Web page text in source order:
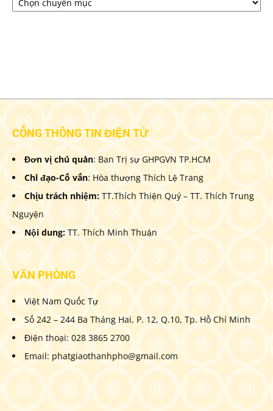
mục
CỔNG THÔNG TIN ĐIỆN TỬ
Đơn vị chủ quản: Ban Trị sự GHPGVN TP.HCM
Chỉ đạo-Cố vấn: Hòa thượng Thích Lệ Trang
Chịu trách nhiệm: TT.Thích Thiện Quý – TT. Thích Trung
Nguyện
Nội dung: TT. Thích Minh Thuận
VĂN PHÒNG
Việt Nam Quốc Tự
Số 242 – 244 Ba Tháng Hai, P. 12, Q.10, Tp. Hồ Chí Minh
Điện thoại: 028 3865 2700
Email: phatgiaothanhpho@gmail.com